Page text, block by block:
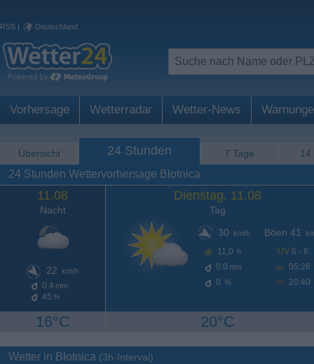
RSS | Deutschland
Vorhersage Wetterradar Wetter-News
Übersicht 24 Stunden 7 Tage 14
24 Stunden Wettervorhersage Błotnica
11.08
Nacht
22 km/h
0.4 mm
45 %
16°C
Dienstag, 11.08
Tag
30
km/h
11,0 h
0.0 mm
0 %
Böen 41
UV 6 - 6
05:26
20:40
20°C
Wetter in Błotnica (3h-Interval)